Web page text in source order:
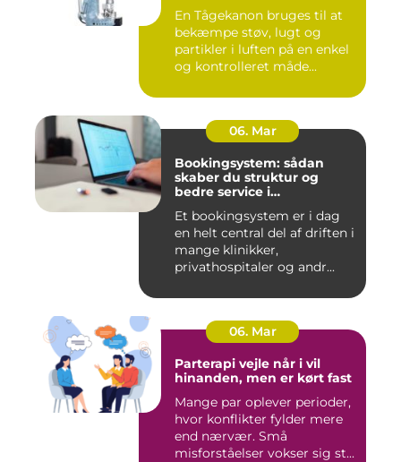
En Tågekanon bruges til at
bekæmpe støv, lugt og
partikler i luften på en enkel
og kontrolleret måde...
06. Mar
Bookingsystem: sådan
skaber du struktur og
bedre service i
Et bookingsystem er i dag
en helt central del af driften i
mange klinikker,
privathospitaler og andr...
06. Mar
Parterapi vejle når i vil
hinanden, men er kørt fast
Mange par oplever perioder,
hvor konflikter fylder mere
end nærvær. Små
misforståelser vokser sig st...